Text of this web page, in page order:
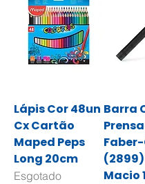
Lápis Cor 48un
Cx Cartão
Maped Peps
Long 20cm
Esgotado
Barra
Macio